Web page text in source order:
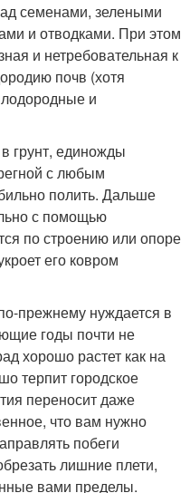
семенами, зелеными
и отводками. При этом
и нетребовательная к
почв (хотя
и
грунт, единожды
с любым
полить. Дальше
с помощью
по строению или опоре
его ковром
прежнему нуждается в
годы почти не
хорошо растет как на
терпит городское
переносит даже
что вам нужно
побеги
лишние плети,
вами пределы.